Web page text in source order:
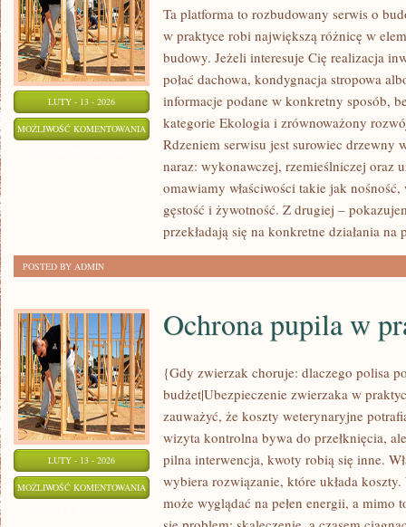
LUTY - 13 - 2026
MOŻLIWOŚĆ KOMENTOWANIA PODŁOGI
DREWNIANE
Ta platforma to rozbudowany serwis o
w praktyce robi największą różnicę w
budowy. Jeżeli interesuje Cię realizacja
połać dachowa, kondygnacja stropowa
informacje podane w konkretny sposób,
kategorie Ekologia i zrównoważony
Rdzeniem serwisu jest surowiec drzewny
naraz: wykonawczej, rzemieślniczej oraz
omawiamy właściwości takie jak
gęstość i żywotność. Z drugiej –
przekładają się na konkretne działania na
POSTED BY ADMIN
LUTY - 13 - 2026
MOŻLIWOŚĆ KOMENTOWANIA OCHRONA
PUPILA
Ochrona pupila w
{Gdy zwierzak choruje: dlaczego polisa
budżet|Ubezpieczenie zwierzaka w
zauważyć, że koszty weterynaryjne
wizyta kontrolna bywa do przełknięcia,
pilna interwencja, kwoty robią się inne.
wybiera rozwiązanie, które układa
może wyglądać na pełen energii, a mimo